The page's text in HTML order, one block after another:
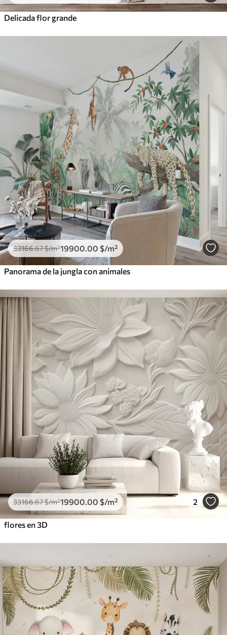
Delicada flor grande
33166.67$/m²19900 .00 $/m²
Panorama de la jungla con animales
33166.67$/m²19900 .00 $/m² 2
flores en 3D